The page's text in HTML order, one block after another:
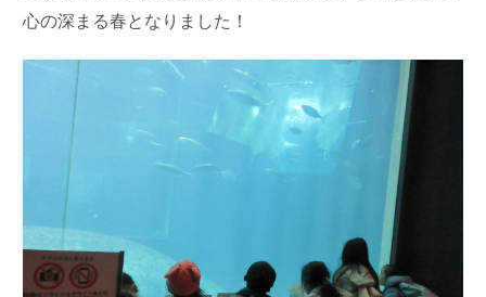
心の深まる春となりました！